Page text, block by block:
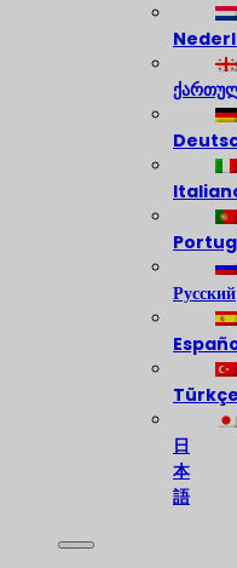
Русский
Türkçe
日
本
語